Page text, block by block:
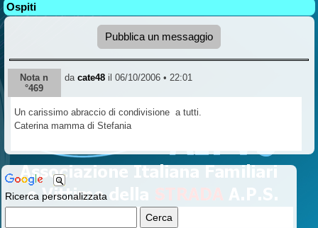
Ricerca personalizzata
Ospiti
Pubblica un messaggio
Nota n
°469
da cate48 il 06/10/2006 • 22:01
Un carissimo abraccio di condivisione a tutti.
Caterina mamma di Stefania